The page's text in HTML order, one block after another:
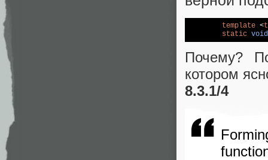
template <
static void
Почему?
котором
8.3.1/4